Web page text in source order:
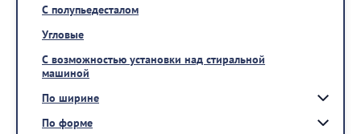
С полупьедесталом
Угловые
С возможностью установки над стиральной
машиной
По ширине
По форме